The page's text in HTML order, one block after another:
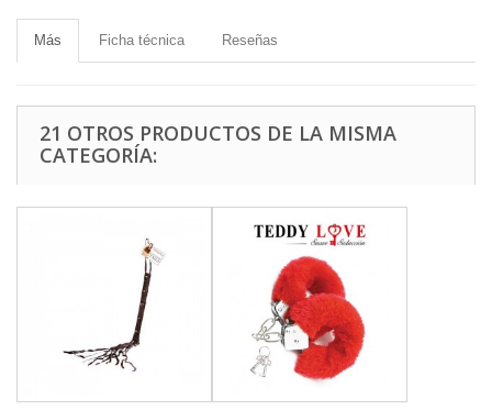
Más Ficha técnica Reseñas
21 OTROS PRODUCTOS DE LA MISMA
CATEGORÍA: